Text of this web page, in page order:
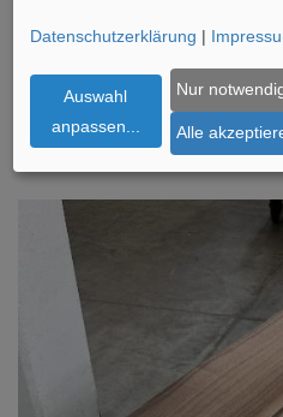
Bild 1: Die Eiche: Charakteristische
Foto: Roser AG
Datenschutzerklärung |
Auswahl
anpassen
Nur
Alle